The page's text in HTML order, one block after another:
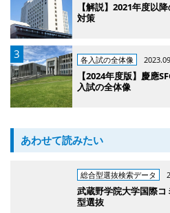
【解説】2021年度以
対策
各入試の全体像
【2024年度版】慶應
入試の全体像
あわせて読みたい
総合型選抜検索データ
武蔵野学院大学国際
型選抜